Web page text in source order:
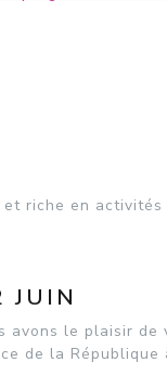
riche en
JUIN
avons le plaisir
de la République